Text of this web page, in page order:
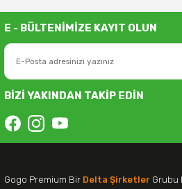
E - BÜLTENİMİZE KAYIT OLUN
BİZİ YAKINDAN TAKİP EDİN
Gogo Premium Bir Delta Şirketler Grubu